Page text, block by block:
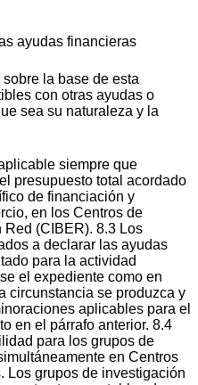
ayudas financieras
la base de esta
con otras ayudas o
sea su naturaleza y la
siempre que
presupuesto total acordado
de financiación y
en los Centros de
Red (CIBER). 8.3 Los
a declarar las ayudas
para la actividad
el expediente como en
circunstancia se produzca y
aplicables para el
en el párrafo anterior. 8.4
para los grupos de
en Centros
Los grupos de investigación